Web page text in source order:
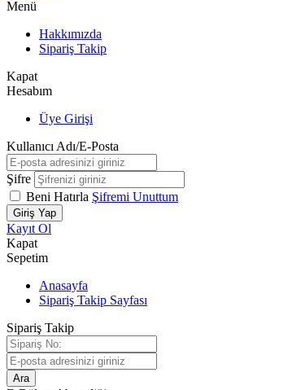
Menü
Hakkımızda
Sipariş Takip
Kapat
Hesabım
Üye Girişi
Kullanıcı Adı/E-Posta
Şifre
Beni Hatırla Şifremi Unuttum
Giriş Yap
Kayıt Ol
Kapat
Sepetim
Anasayfa
Sipariş Takip Sayfası
Sipariş Takip
Ara